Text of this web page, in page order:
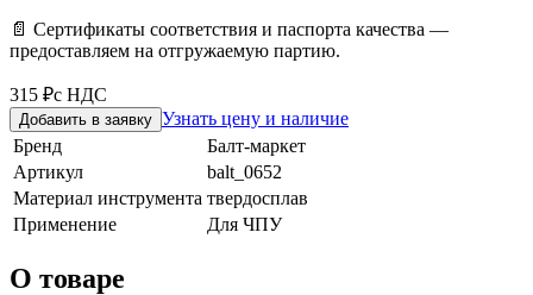
📄 Сертификаты соответствия и паспорта качества —
предоставляем на отгружаемую партию.
315 ₽с НДС
Добавить в заявку Узнать цену и наличие
Бренд
Балт-маркет
Артикул
balt_0652
Материал инструмента твердосплав
Применение
Для ЧПУ
О товаре